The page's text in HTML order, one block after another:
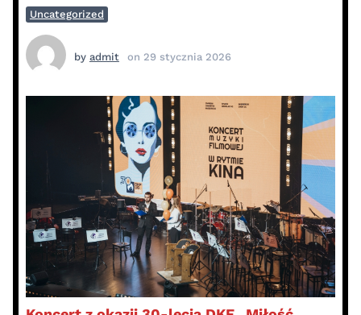
Uncategorized
by admit on 29 stycznia 2026